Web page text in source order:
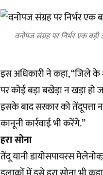
वनोपज संग्रह पर निर्भर एक
इस अधिकारी ने कहा, “जिले के
पर कोई बड़ा बखेड़ा न खड़ा हो
इसके बाद सरकार को
कानूनी कार्रवाई भी करेंगे.”
हरा सोना
तेंदू यानीडायोसपायरस